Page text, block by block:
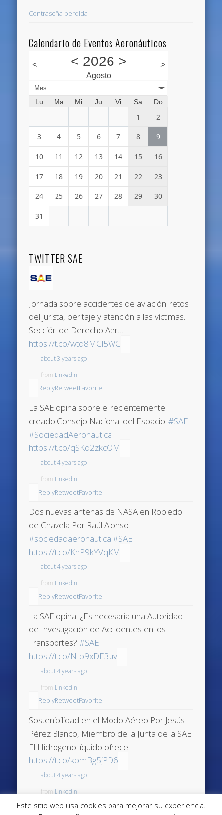
Contraseña perdida
Calendario de Eventos Aeronáuticos
< < 2026 >
Agosto
>
Mes
Lu Ma Mi Ju Vi Sa Do
1 2
3 4 5 6 7 8 9
10 11 12 13 14 15 16
17 18 19 20 21 22 23
24 25 26 27 28 29 30
31
TWITTER SAE
Jornada sobre accidentes de aviación: retos
del jurista, peritaje y atención a las víctimas.
Sección de Derecho Aer…
https://t.co/wtq8MCl5WC
about 3 years ago
from LinkedIn
ReplyRetweetFavorite
La SAE opina sobre el recientemente
creado Consejo Nacional del Espacio.#SAE
#SociedadAeronautica
https://t.co/qSKd2zkcOM
about 4 years ago
from LinkedIn
ReplyRetweetFavorite
Dos nuevas antenas de NASA en Robledo
de Chavela Por Raúl Alonso
#sociedadaeronautica #SAE
https://t.co/KnP9kYVqKM
about 4 years ago
from LinkedIn
ReplyRetweetFavorite
La SAE opina: ¿Es necesaria una Autoridad
de Investigación de Accidentes en los
Transportes?#SAE…
https://t.co/NIp9xDE3uv
about 4 years ago
from LinkedIn
ReplyRetweetFavorite
Sostenibilidad en el Modo Aéreo Por Jesús
Pérez Blanco, Miembro de la Junta de la SAE
El Hidrogeno líquido ofrece…
https://t.co/kbmBg5jPD6
about 4 years ago
from LinkedIn
ReplyRetweet Favorite
Este sitio web usa cookies para mejorar su experiencia.